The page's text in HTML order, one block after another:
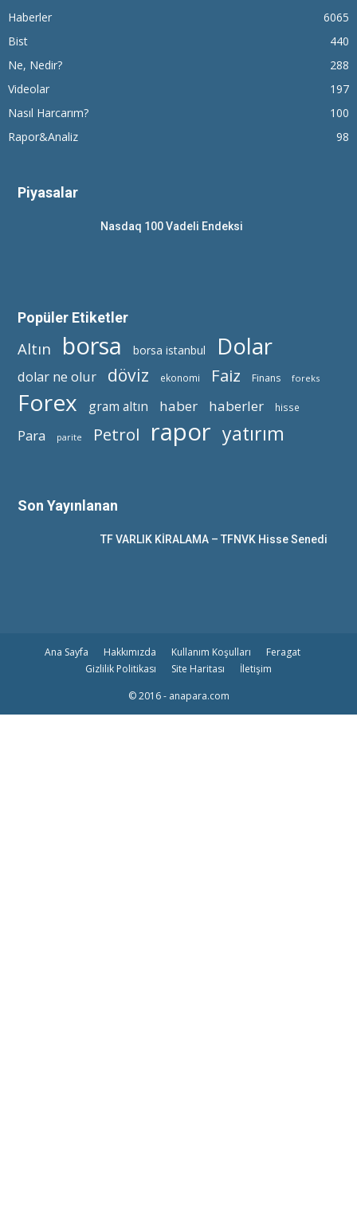
Haberler
6065
Bist
440
Ne, Nedir?
288
Videolar
197
Nasıl Harcarım?
100
Rapor&Analiz
98
Piyasalar
Nasdaq 100 Vadeli Endeksi
Popüler Etiketler
Altın borsa borsa istanbul Dolar
dolar ne olur döviz ekonomi Faiz Finans foreks
Forex gram altın haber haberler hisse
Para parite Petrol rapor yatırım
Son Yayınlanan
TF VARLIK KİRALAMA – TFNVK Hisse Senedi
Ana Sayfa Hakkımızda Kullanım Koşulları
Feragat
Gizlilik Politikası
Site Haritası
İletişim
© 2016 - anapara.com